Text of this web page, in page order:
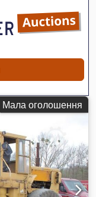
Мала оголошення